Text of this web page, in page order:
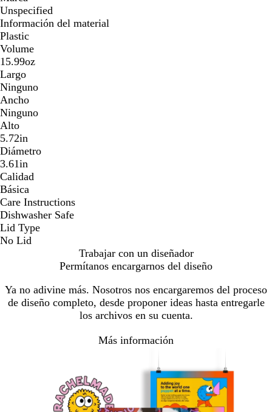
Unspecified
Información del material
Plastic
Volume
15.99oz
Largo
Ninguno
Ancho
Ninguno
Alto
5.72in
Diámetro
3.61in
Calidad
Básica
Care Instructions
Dishwasher Safe
Lid Type
No Lid
Trabajar con un diseñador
Permítanos encargarnos del diseño
Ya no adivine más. Nosotros nos encargaremos del proceso
de diseño completo, desde proponer ideas hasta entregarle
los archivos en su cuenta.
Más información